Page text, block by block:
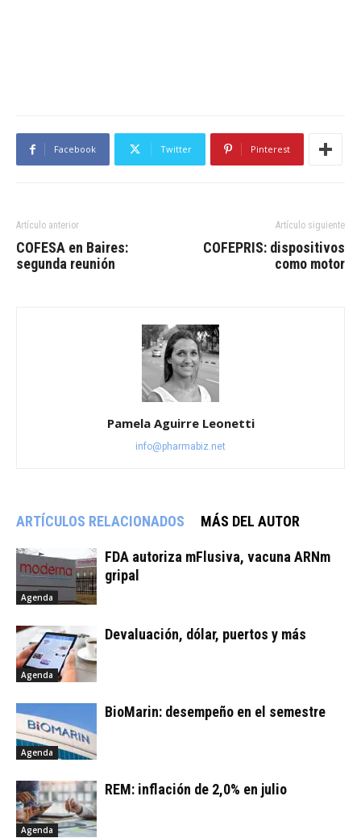
Facebook Twitter Pinterest
Artículo anterior
COFESA en Baires:
segunda reunión
Artículo siguiente
COFEPRIS: dispositivos
como motor
Pamela Aguirre Leonetti
info@pharmabiz.net
ARTÍCULOS RELACIONADOS MÁS DEL AUTOR
Agenda
FDA autoriza mFlusiva, vacuna ARNm
gripal
Agenda
Devaluación, dólar, puertos y más
Agenda
BioMarin: desempeño en el semestre
Agenda
REM: inflación de 2,0% en julio